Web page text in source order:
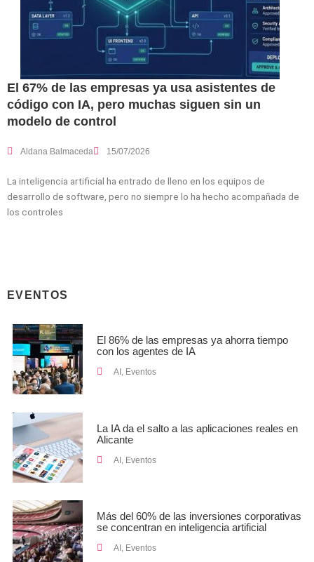
El 67% de las empresas ya usa asistentes de
código con IA, pero muchas siguen sin un
modelo de control
Aldana Balmaceda 15/07/2026
La inteligencia artificial ha entrado de lleno en los equipos de
desarrollo de software, pero no siempre lo ha hecho acompañada de
los controles
EVENTOS
El 86% de las empresas ya ahorra tiempo
con los agentes de IA
AI, Eventos
La IA da el salto a las aplicaciones reales en
Alicante
AI Eventos
Más del 60% de las inversiones corporativas
se concentran en inteligencia artificial
AI , Eventos